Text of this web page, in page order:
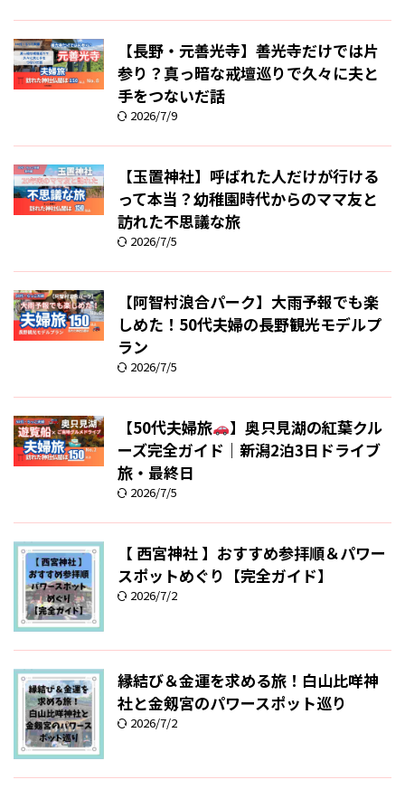
【長野・元善光寺】善光寺だけでは片
参り？真っ暗な戒壇巡りで久々に夫と
手をつないだ話
2026/7/9
【玉置神社】呼ばれた人だけが行ける
って本当？幼稚園時代からのママ友と
訪れた不思議な旅
2026/7/5
【阿智村浪合パーク】大雨予報でも楽
しめた！50代夫婦の長野観光モデルプ
ラン
2026/7/5
【50代夫婦旅
】奥只見湖の紅葉クル
ーズ完全ガイド｜新潟2泊3日ドライブ
旅・最終日
2026/7/5
【 西宮神社 】おすすめ参拝順＆パワー
スポットめぐり【完全ガイド】
2026/7/2
縁結び＆金運を求める旅！白山比咩神
社と金剱宮のパワースポット巡り
2026/7/2